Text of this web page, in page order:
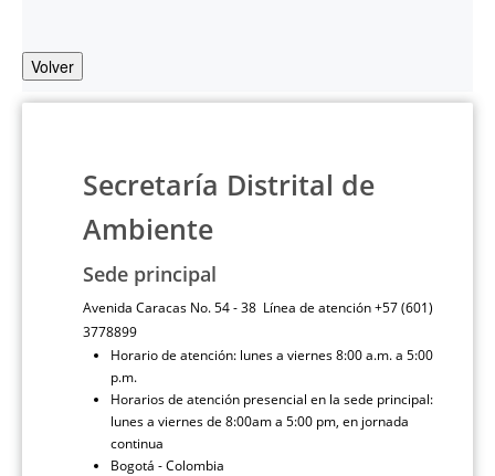
Volver
Secretaría Distrital de
Ambiente
Sede principal
Avenida Caracas No. 54 - 38 Línea de atención +57 (601)
3778899
Horario de atención: lunes a viernes 8:00 a.m. a 5:00
p.m.
Horarios de atención presencial en la sede principal:
lunes a viernes de 8:00am a 5:00 pm, en jornada
continua
Bogotá - Colombia